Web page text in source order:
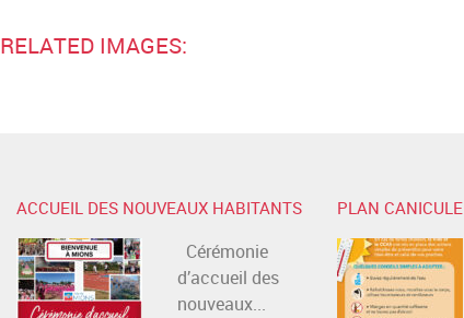
RELATED IMAGES:
ACCUEIL DES NOUVEAUX HABITANTS
Cérémonie
d’accueil des
nouveaux...
PLAN CANICULE